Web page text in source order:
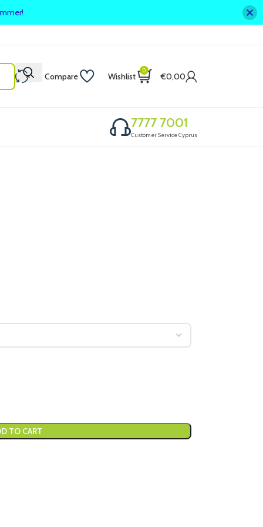
Compare Wishlist
0
€0,00
7777 7001
Customer Service Cyprus
TO CART